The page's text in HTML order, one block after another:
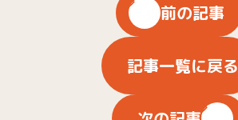
前の記事
記事一覧に戻る